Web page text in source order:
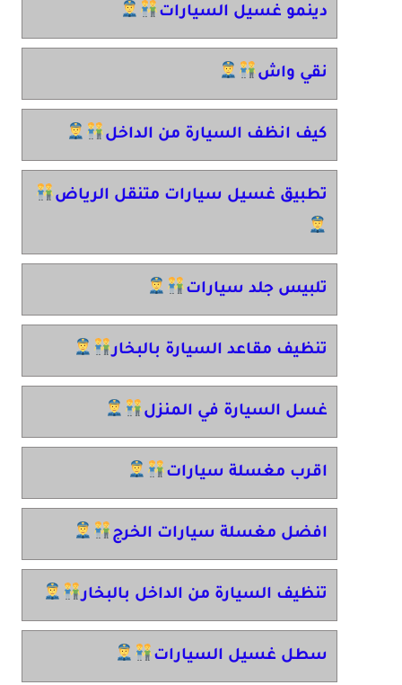
دينمو غسيل السيارات
نقي واش
كيف انظف السيارة من الداخل
تطبيق غسيل سيارات متنقل الرياض
تلبيس جلد سيارات
تنظيف مقاعد السيارة بالبخار
غسل السيارة في المنزل
اقرب مغسلة سيارات
افضل مغسلة سيارات الخرج
تنظيف السيارة من الداخل بالبخار
سطل غسيل السيارات